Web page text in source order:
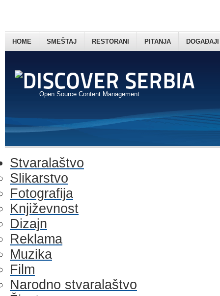
Open Source Content Management
HOME SMEŠTAJ RESTORANI PITANJA DOGAĐAJI
Stvaralaštvo
Slikarstvo
Fotografija
Književnost
Dizajn
Reklama
Muzika
Film
Narodno stvaralaštvo